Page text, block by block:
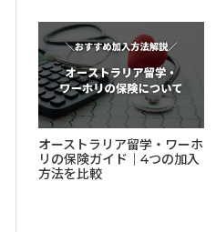
オーストラリア留学・ワーホ
リの保険ガイド｜4つの加入
方法を比較